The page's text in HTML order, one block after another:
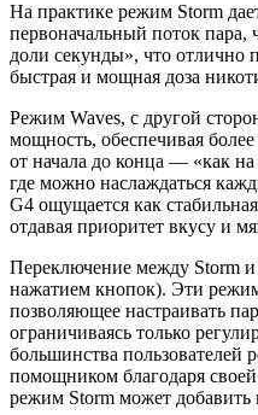
На практике режим Storm
первоначальный поток пара,
доли секунды», что отлично
быстрая и мощная доза
Режим Waves, с другой
мощность, обеспечивая
от начала до конца — «как
где можно наслаждаться
G4 ощущается как
отдавая приоритет вкусу и
Переключение между Storm
нажатием кнопок). Эти
позволяющее настраивать
ограничиваясь только
большинства пользователей
помощником благодаря
режим Storm может